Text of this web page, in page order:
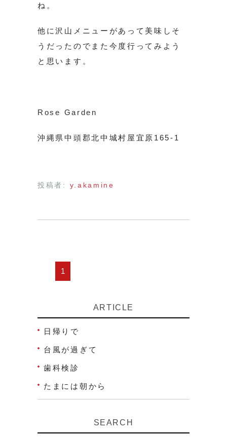
ね。
他に沢山メニューがあって美味しそ
うだったのでまた今度行ってみよう
と思います。
Rose Garden
沖縄県中頭郡北中城村屋宜原165-1
投稿者: y.akamine
1
ARTICLE
日帰りで
台風が過ぎて
歯科検診
たまには朝から
SEARCH